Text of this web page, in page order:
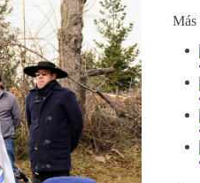
Más